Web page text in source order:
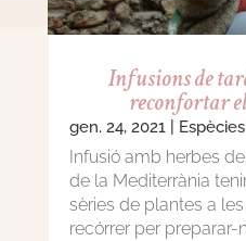
Infusions de
reconfortar
gen. 24, 2021| Espècies
Infusió amb herbes
de la Mediterrània
sèries de plantes a
recórrer per preparar-